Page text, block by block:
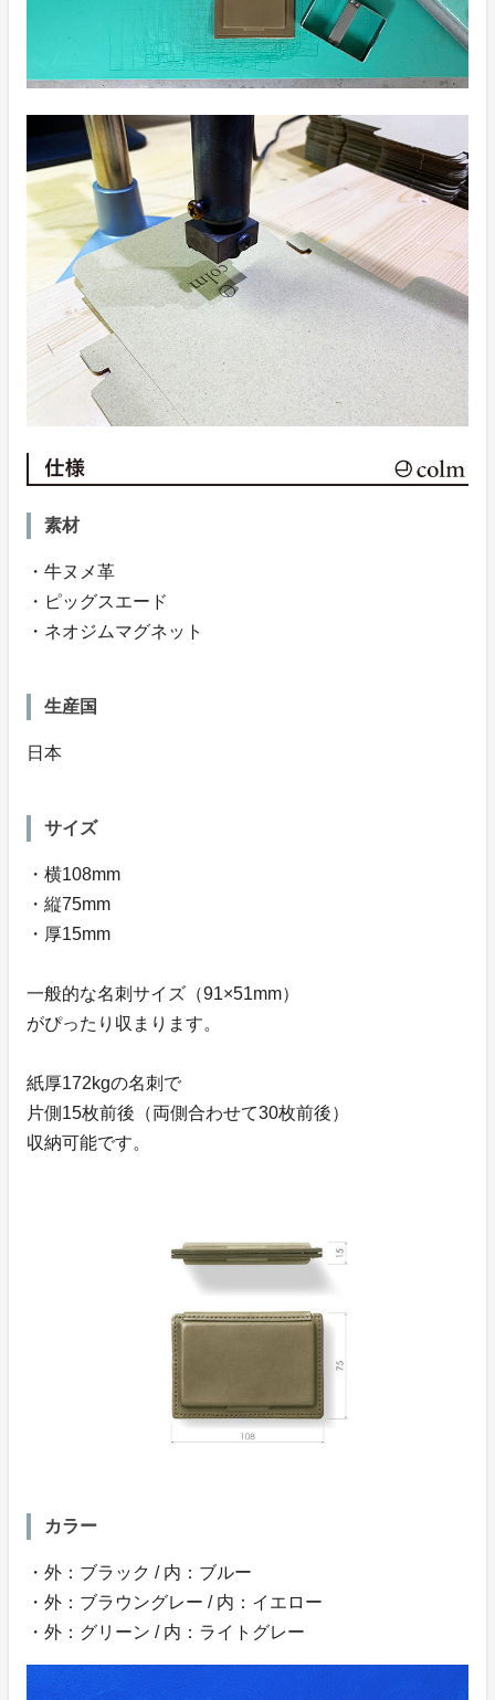
素材
・牛ヌメ革
・ピッグスエード
・ネオジムマグネット
生産国
日本
サイズ
・横108mm
・縦75mm
・厚15mm
一般的な名刺サイズ（91×51mm）
がぴったり収まります。
紙厚172kgの名刺で
片側15枚前後（両側合わせて30枚前後）
収納可能です。
カラー
・外：ブラック / 内：ブルー
・外：ブラウングレー / 内：イエロー
・外：グリーン / 内：ライトグレー